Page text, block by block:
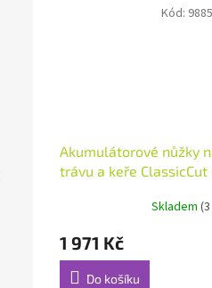
Akumulátorové nůžky
trávu a keře ClassicCut
Skladem
1 971 Kč
Do košíku
Kód: